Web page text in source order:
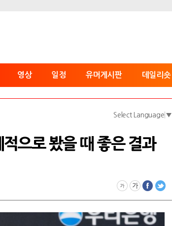
영상 일정 유머게시판 데일리숏
Select Language ▼
으로 봤을 때 좋은 결과